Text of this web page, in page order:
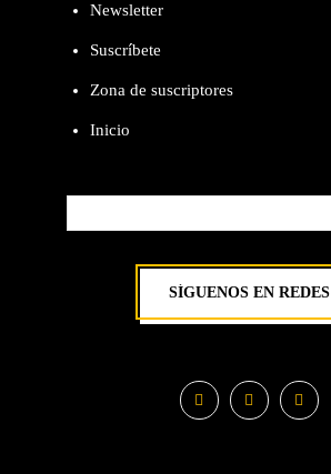
Newsletter
Suscríbete
Zona de suscriptores
Inicio
SÍGUENOS EN REDES